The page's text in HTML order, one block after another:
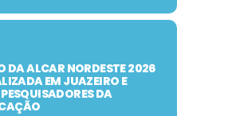
DA ALCAR NORDESTE 2026
EM JUAZEIRO E
DA